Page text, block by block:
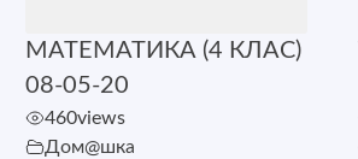
МАТЕМАТИКА (4 КЛАС)
08-05-20
460views
Дом@шка